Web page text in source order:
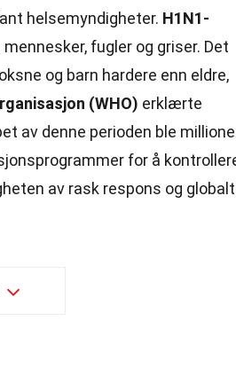
helsemyndigheter. H1N1-
fugler og griser. Det
og barn hardere enn eldre,
(WHO) erklærte
av denne perioden ble
for å
av rask respons og globalt